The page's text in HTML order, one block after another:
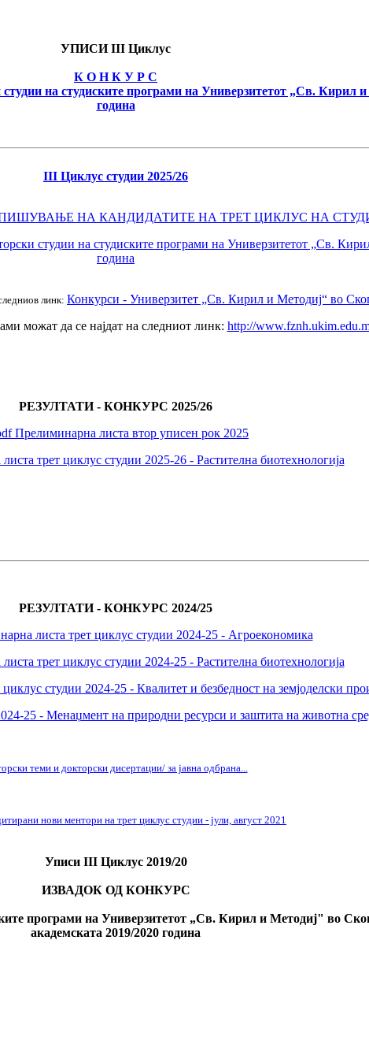
УПИСИ III Циклус
К О Н К У Р С
на студиските програми на Универзитетот „Св. Кирил
година
III Циклус студии 2025/26
НА КАНДИДАТИТЕ НА ТРЕТ ЦИКЛУС НА
студии на студиските програми на Универзитетот „Св.
година
линк: Конкурси - Универзитет „Св. Кирил и Методиј“ во
можат да се најдат на следниот линк: http://
РЕЗУЛТАТИ - КОНКУРС 2025/26
Прелиминарна листа втор уписен рок 2025
трет циклус студии 2025-26 - Растителна биотехнологија
РЕЗУЛТАТИ - КОНКУРС 2024/25
листа трет циклус студии 2024-25 - Агроекономика
трет циклус студии 2024-25 - Растителна биотехнологија
студии 2024-25 - Квалитет и безбедност на земјоделски
25 - Менаџмент на природни ресурси и заштита на животна
теми и докторски дисертации/ за јавна одбрана...
нови ментори на трет циклус студии - јули, август 2021
Уписи III Циклус 2019/20
ИЗВАДОК ОД КОНКУРС
програми на Универзитетот „Св. Кирил и Методиј" во
академската 2019/2020 година